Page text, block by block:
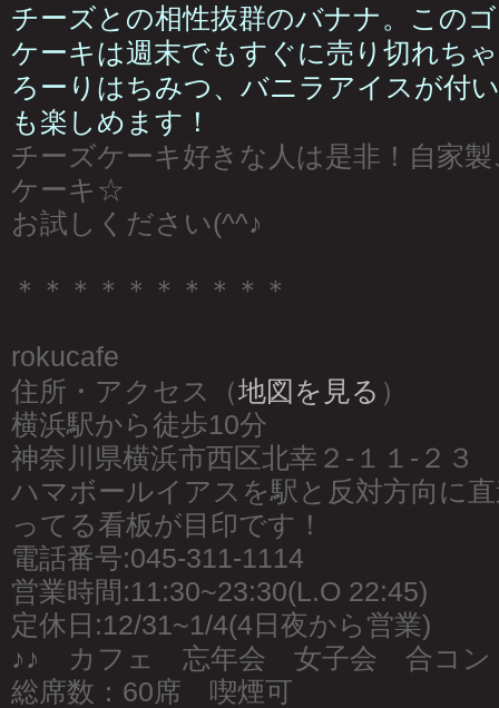
チーズとの相性抜群のバナナ。この
ケーキは週末でもすぐに売り切れち
ろーりはちみつ、バニラアイスが付
も楽しめます！
チーズケーキ好きな人は是非！自家
ケーキ☆
お試しください(^^♪
＊＊＊＊＊＊＊＊＊＊
rokucafe
住所・アクセス（地図を見る ）
横浜駅から徒歩10分
神奈川県横浜市西区北幸２-１１-２３
ハマボールイアスを駅と反対方向に
ってる看板が目印です！
電話番号:045-311-1114
営業時間:11:30~23:30(L.O 22:45)
定休日:12/31~1/4(4日夜から営業)
♪♪ カフェ 忘年会 女子会 合コ
総席数：60席 喫煙可